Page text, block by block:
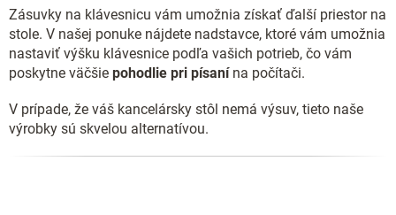
Zásuvky na klávesnicu vám umožnia získať ďalší priestor na
stole. V našej ponuke nájdete nadstavce, ktoré vám umožnia
nastaviť výšku klávesnice podľa vašich potrieb, čo vám
poskytne väčšie pohodlie pri písanína počítači.
V prípade, že váš kancelársky stôl nemá výsuv, tieto naše
výrobky sú skvelou alternatívou.